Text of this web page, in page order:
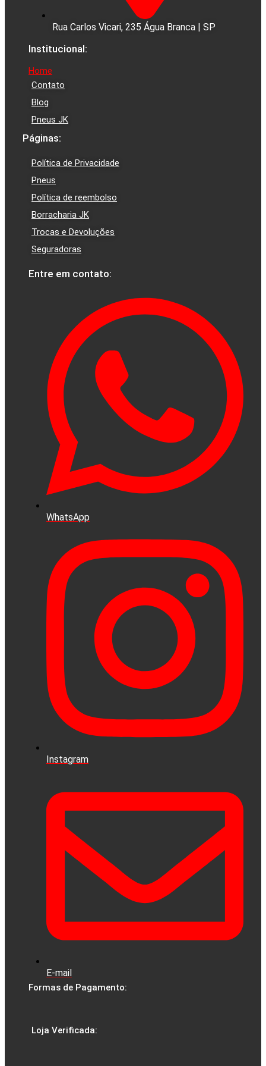
Rua Carlos Vicari, 235 Água Branca | SP
Institucional:
Home
Contato
Blog
Pneus JK
Páginas:
Política de Privacidade
Pneus
Política de reembolso
Borracharia JK
Trocas e Devoluções
Seguradoras
Entre em contato:
WhatsApp
Instagram
E-mail
Formas de Pagamento:
Loja Verificada: